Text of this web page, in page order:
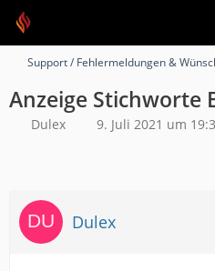
Support / Fehlermeldungen &
Anzeige Stichworte
Dulex 9. Juli 2021 um
Dulex